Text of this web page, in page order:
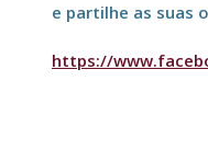
e partilhe as suas
https://